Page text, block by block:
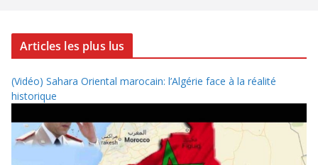
Articles les plus lus
(Vidéo) Sahara Oriental marocain: l’Algérie face à la réalité
historique